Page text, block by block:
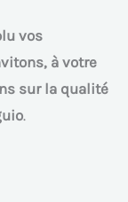
vos
à votre
sur la qualité
.